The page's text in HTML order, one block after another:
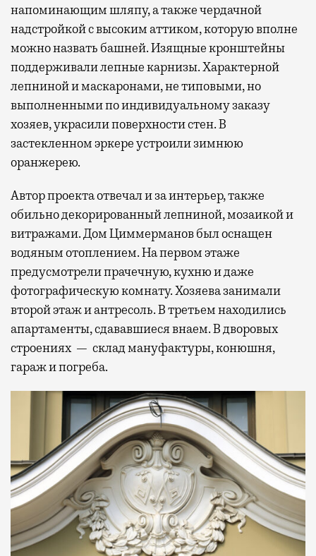
напоминающим шляпу, а также чердачной
надстройкой с высоким аттиком, которую вполне
можно назвать башней. Изящные кронштейны
поддерживали лепные карнизы. Характерной
лепниной и маскаронами, не типовыми, но
выполненными по индивидуальному заказу
хозяев, украсили поверхности стен. В
застекленном эркере устроили зимнюю
оранжерею.
Автор проекта отвечал и за интерьер, также
обильно декорированный лепниной, мозаикой и
витражами. Дом Циммерманов был оснащен
водяным отоплением. На первом этаже
предусмотрели прачечную, кухню и даже
фотографическую комнату. Хозяева занимали
второй этаж и антресоль. В третьем находились
апартаменты, сдававшиеся внаем. В дворовых
строениях — склад мануфактуры, конюшня,
гараж и погреба.